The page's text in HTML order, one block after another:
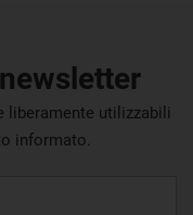
newsletter
liberamente utilizzabili
informato.